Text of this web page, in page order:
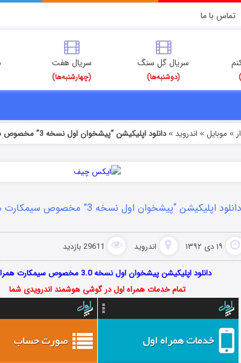
تماس با ما
سریال گل سنگ
(دوشنبه‌ها)
سریال هفت
(چهارشنبه‌ها)
» موبایل » اندروید »دانلود اپلیکیشن “پیشخوان اول نسخه 3” مخصوص سیمکارت همراه اول
دانلود اپلیکیشن “پیشخوان اول نسخه 3” مخصوص سیمکارت همراه اول
۱۹ دی ۱۳۹۲ اندروید 29611 بازدید
دانلود اپلیکیشن پیشخوان اول نسخه 3.0 مخصوص سیمکارت همراه اول
تمام خدمات همراه اول در گوشی هوشمند اندرویدی شما